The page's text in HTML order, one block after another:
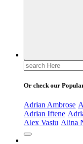
Search
for:
Or check our
Adrian Ambrose
Adrian Iftene
Alex Vasiu Alina